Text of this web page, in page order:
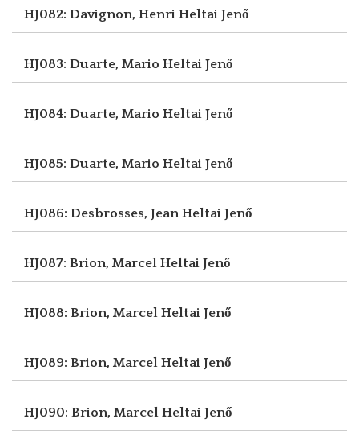
HJ082: Davignon, Henri Heltai Jenő
HJ083: Duarte, Mario Heltai Jenő
HJ084: Duarte, Mario Heltai Jenő
HJ085: Duarte, Mario Heltai Jenő
HJ086: Desbrosses, JeanHeltai Jenő
HJ087: Brion, Marcel Heltai Jenő
HJ088: Brion, Marcel Heltai Jenő
HJ089: Brion, Marcel Heltai Jenő
HJ090: Brion, Marcel Heltai Jenő